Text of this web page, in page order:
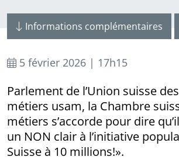
Informations complémentaires
5 février 2026 | 17h15
Parlement de l’Union suisse
métiers usam, la Chambre
métiers s’accorde pour dire
un NON clair à l’initiative
Suisse à 10 millions!».